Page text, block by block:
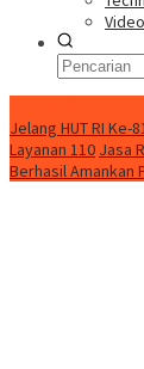
Video
Jelang HUT RI
Layanan 110 Jasa
Berhasil Amankan